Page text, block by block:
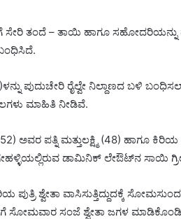
ಸೇರಿ ತಂದೆ – ತಾಯಿ ಹಾಗೂ
ಪುದುಚೇರಿ ರೈಲ್ವೇ ನಿಲ್ದಾಣದ ಬಳಿ
ಮಾಹಿತಿ ನೀಡಿವೆ.
ಪತ್ನಿ ಮತ್ತುಲಕ್ಷ್ಮಿ (48) ಹಾಗೂ ಕಿರಿಯ
ಡಾಮಿನಿಕ್ ಲೇಔಟ್‌ನ ಸಾಯಿ
ಶ್ವೇತಾ ವಾಸಿಸುತ್ತಿದ್ದುದಕ್ಕೆ
ಸೋಮವಾರ ಸಂಜೆ ಶ್ವೇತಾ ಜಗಳ